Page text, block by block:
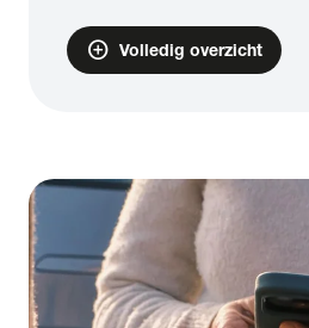
add_circle Volledig overzicht